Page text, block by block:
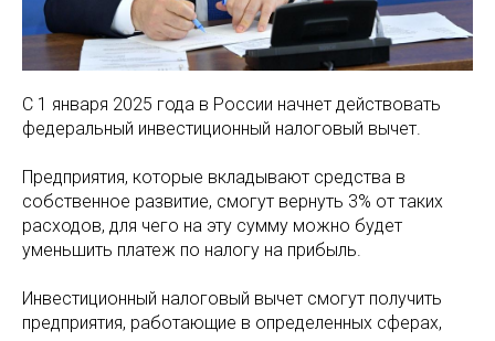
С 1 января 2025 года в России начнет действовать
федеральный инвестиционный налоговый вычет.
️Предприятия, которые вкладывают средства в
собственное развитие, смогут вернуть 3% от таких
расходов, для чего на эту сумму можно будет
уменьшить платеж по налогу на прибыль.
Инвестиционный налоговый вычет смогут получить
предприятия, работающие в определенных сферах,